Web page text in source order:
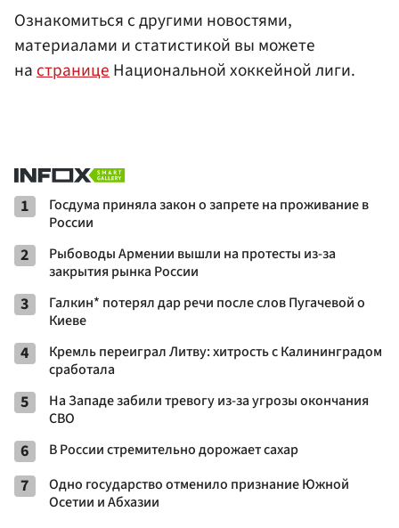
Ознакомиться с другими новостями,
материалами и статистикой вы можете
на странице Национальной хоккейной лиги.
1
Госдума приняла закон о запрете на проживание в
России
2
Рыбоводы Армении вышли на протесты из-за
закрытия рынка России
3
Галкин* потерял дар речи после слов Пугачевой о
Киеве
4
Кремль переиграл Литву: хитрость с Калининградом
сработала
5
На Западе забили тревогу из-за угрозы окончания
СВО
6 В России стремительно дорожает сахар
7
Одно государство отменило признание Южной
Осетии и Абхазии